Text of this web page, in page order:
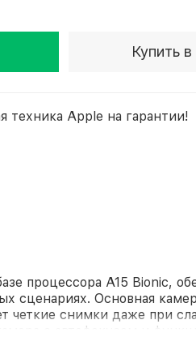
Купить в
техника Apple на гарантии!
процессора A15 Bionic,
сценариях. Основная
четкие снимки даже при
с автофокусом и